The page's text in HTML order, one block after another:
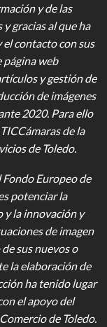
y de las
y gracias al que ha
contacto con sus
página web
y gestión de
de imágenes
2020. Para ello
de la
de Toledo.
Europeo de
potenciar la
y la innovación y
de imagen
sus nuevos o
la elaboración de
ha tenido lugar
el apoyo del
de Toledo.